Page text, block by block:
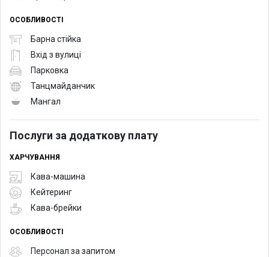
ОСОБЛИВОСТІ
Барна стійка
Вхід з вулиці
Парковка
Танцмайданчик
Мангал
Послуги за додаткову плату
ХАРЧУВАННЯ
Кава-машина
Кейтеринг
Кава-брейки
ОСОБЛИВОСТІ
Персонал за запитом